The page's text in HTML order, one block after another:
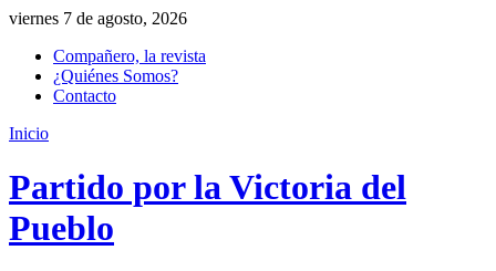
viernes 7 de agosto, 2026
Compañero, la revista
¿Quiénes Somos?
Contacto
Inicio
Partido por la Victoria del
Pueblo